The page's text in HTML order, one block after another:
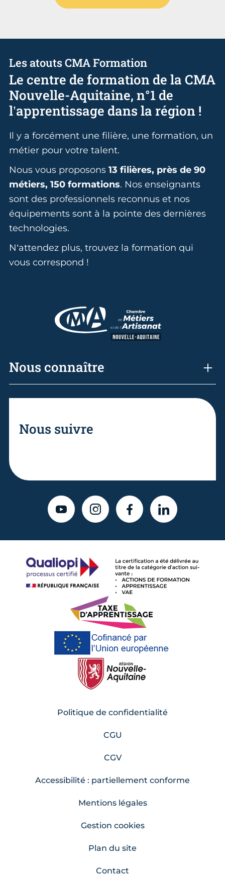
Le centre de formation de la CMA
Nouvelle-Aquitaine, n°1 de
l’apprentissage dans la région !
Les atouts CMA Formation
Il y a forcément une filière, une formation, un
métier pour votre talent.
Nous vous proposons 13 filières, près de 90
métiers, 150 formations. Nos enseignants
sont des professionnels reconnus et nos
équipements sont à la pointe des dernières
technologies.
N’attendez plus, trouvez la formation qui
vous correspond !
Nous connaître
Nous suivre
YOUTUBEINSTAGRAMFACEBOOKLINKEDIN
Politique de confidentialité
CGU
CGV
Accessibilité : partiellement conforme
Mentions légales
Gestion cookies
Plan du site
Contact